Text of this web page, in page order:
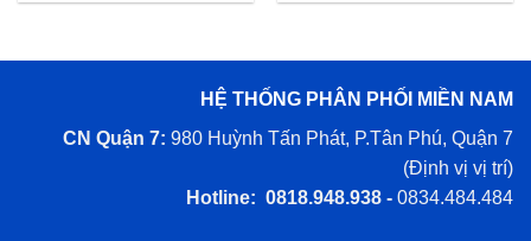
HỆ THỐNG PHÂN PHỐI MIỀN NAM
CN Quận 7: 980 Huỳnh Tấn Phát, P.Tân Phú, Quận 7
(Định vị vị trí)
Hotline: 0818.948.938 - 0834.484.484